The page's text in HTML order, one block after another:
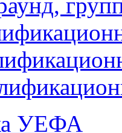
УЕФА